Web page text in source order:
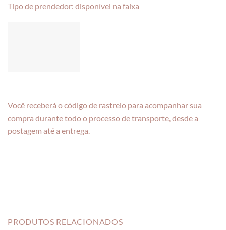
Tipo de prendedor: disponível na faixa
Você receberá o código de rastreio para acompanhar sua
compra durante todo o processo de transporte, desde a
postagem até a entrega.
PRODUTOS RELACIONADOS